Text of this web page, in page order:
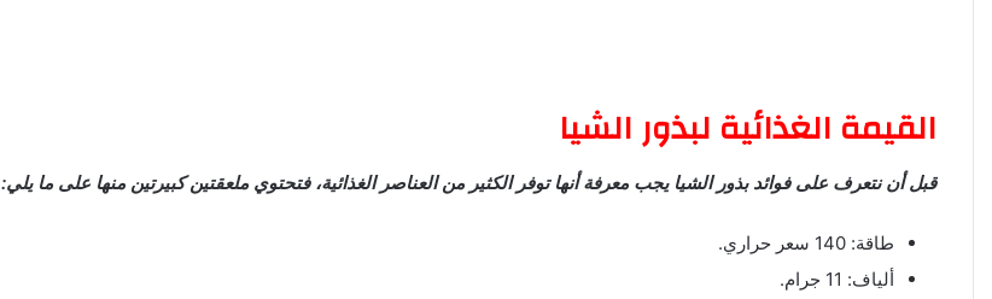
القيمة الغذائية لبذور الشيا
قبل أن نتعرف على فوائد بذور الشيا يجب معرفة أنها توفر الكثير من العناصر الغذائية، فتحتوي ملعقتين كبيرتين منها على ما يلي:
طاقة: 140 سعر حراري.
ألياف: 11 جرام.